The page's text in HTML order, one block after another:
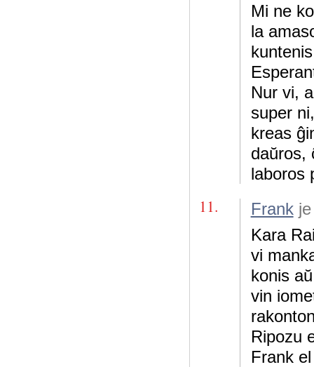
Mi ne
la
Nur vi,
super
kreas
daŭros,
laboros
11. Frankje
Kara
vi
konis
vin
Ripozu
Frank